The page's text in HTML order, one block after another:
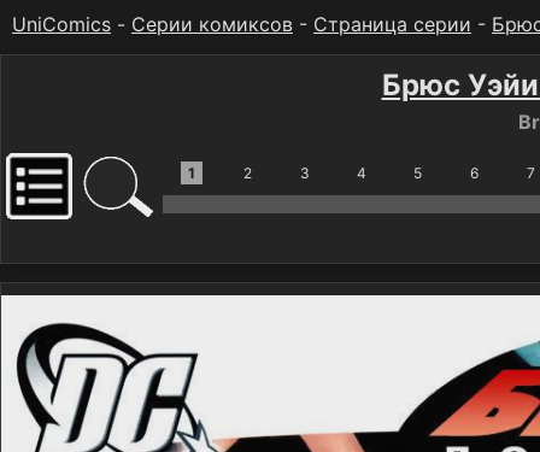
UniComics - Серии комиксов - Страница серии -
Брюс
1 2 3 4 5 6 7